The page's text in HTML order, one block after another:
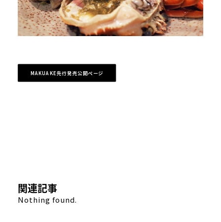
MAKUAKE先行発売公開ページ
関連記事
Nothing found.